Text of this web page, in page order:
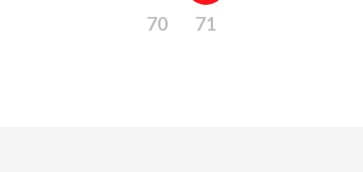
70
71